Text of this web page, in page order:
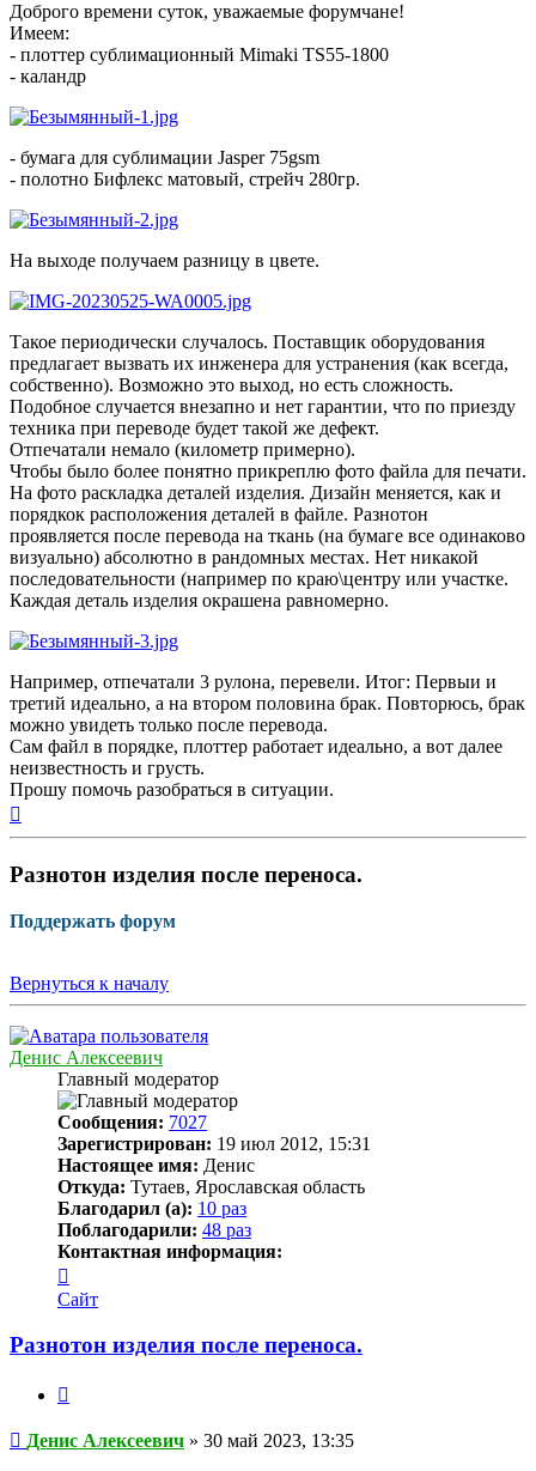
Доброго времени суток, уважаемые форумчане!
Имеем:
- плоттер сублимационный Mimaki TS55-1800
- каландр
- бумага для сублимации Jasper 75gsm
- полотно Бифлекс матовый, стрейч 280гр.
На выходе получаем разницу в цвете.
Такое периодически случалось. Поставщик оборудования
предлагает вызвать их инженера для устранения (как всегда,
собственно). Возможно это выход, но есть сложность.
Подобное случается внезапно и нет гарантии, что по приезду
техника при переводе будет такой же дефект.
Отпечатали немало (километр примерно).
Чтобы было более понятно прикреплю фото файла для печати.
На фото раскладка деталей изделия. Дизайн меняется, как и
порядкок расположения деталей в файле. Разнотон
проявляется после перевода на ткань (на бумаге все одинаково
визуально) абсолютно в рандомных местах. Нет никакой
последовательности (например по краю\центру или участке.
Каждая деталь изделия окрашена равномерно.
Например, отпечатали 3 рулона, перевели. Итог: Первыи и
третий идеально, а на втором половина брак. Повторюсь, брак
можно увидеть только после перевода.
Сам файл в порядке, плоттер работает идеально, а вот далее
неизвестность и грусть.
Прошу помочь разобраться в ситуации.
Разнотон изделия после переноса.
Поддержать форум
Вернуться к началу
Денис Алексеевич
Главный модератор
Сообщения: 7027
Зарегистрирован: 19 июл 2012, 15:31
Настоящее имя: Денис
Откуда: Тутаев, Ярославская область
Благодарил (а): 10 раз
Поблагодарили: 48 раз
Контактная информация:
информация
пользователя
Алексеевич
Сайт
Разнотон изделия после переноса.
Непрочитанное
сообщение
Денис Алексеевич » 30 май 2023, 13:35